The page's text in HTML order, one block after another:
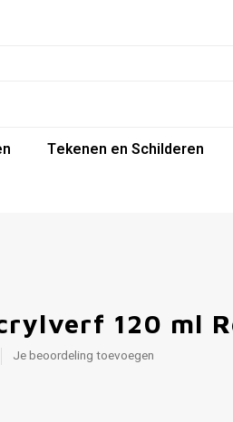
Tekenen en Schilderen
120 ml
Je beoordeling toevoegen